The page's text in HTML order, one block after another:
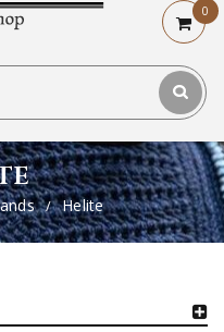
0
/ Helite